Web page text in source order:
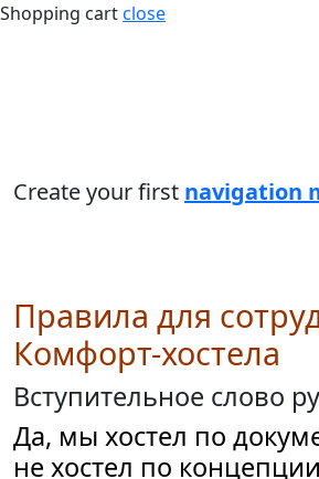
Shopping cartclose
Create your first navigation
Правила для
Комфорт-хостела
Вступительное слово
Да, мы хостел по
не хостел по